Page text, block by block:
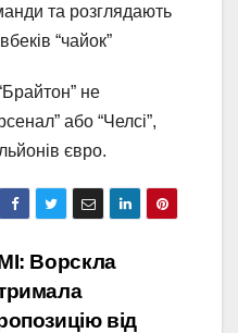
та розглядають
“чайок”
не
або “Челсі”,
євро.
Ворскла
від